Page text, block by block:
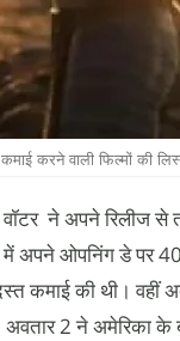
करने वाली फिल्मों की
ने अपने रिलीज से
में अपने ओपनिंग डे पर
कमाई की थी। वहीं
2 ने अमेरिका